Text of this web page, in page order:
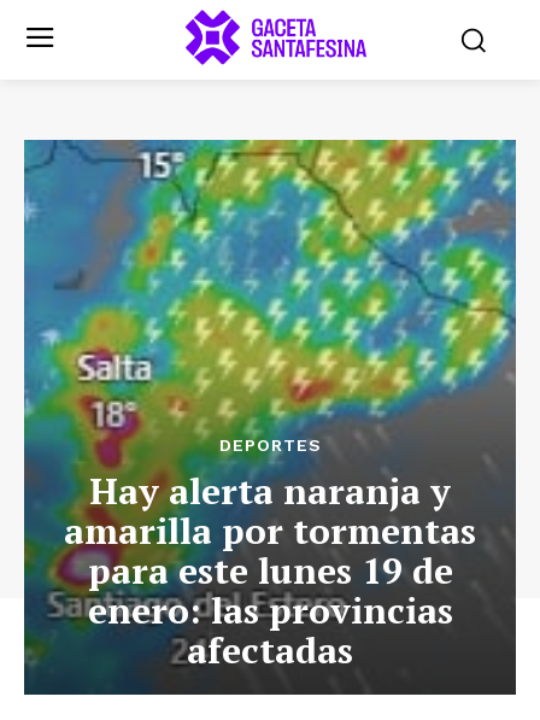
DEPORTES
Hay alerta naranja y
amarilla por tormentas
para este lunes 19 de
enero: las provincias
afectadas